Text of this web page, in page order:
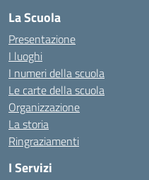
La Scuola
Presentazione
I luoghi
I numeri della scuola
Le carte della scuola
Organizzazione
La storia
Ringraziamenti
I Servizi